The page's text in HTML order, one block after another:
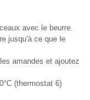
avec le beurre.
jusqu'à ce que le
amandes et ajoutez
(thermostat 6)